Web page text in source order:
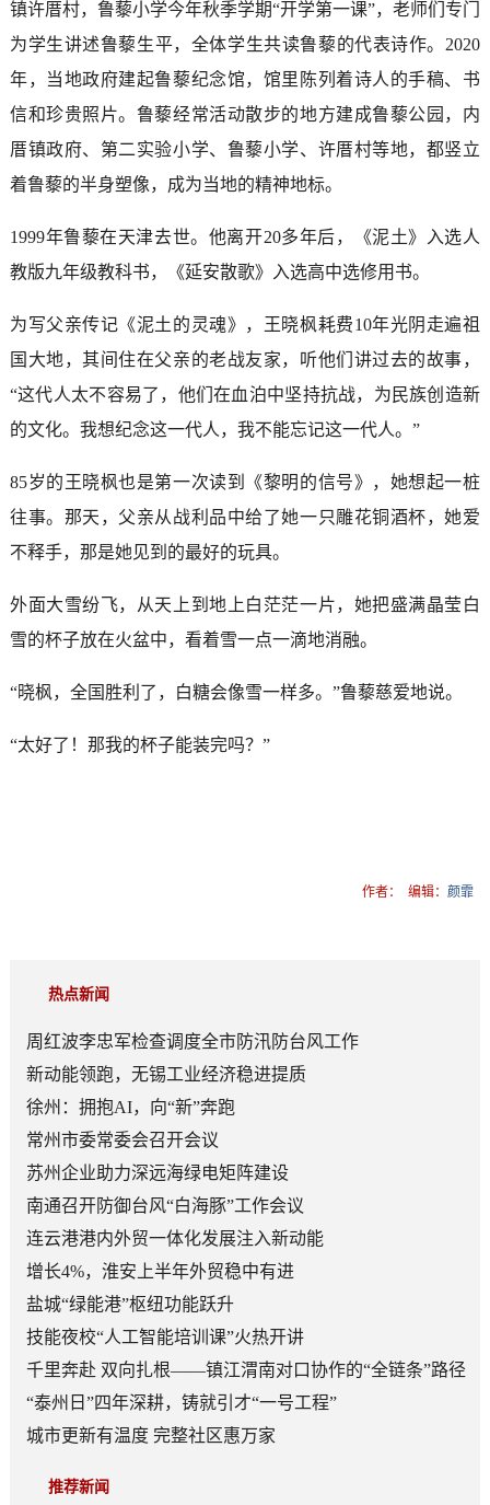
镇许厝村，鲁藜小学今年秋季学期“开学第一课”，老师们专门
为学生讲述鲁藜生平，全体学生共读鲁藜的代表诗作。2020
年，当地政府建起鲁藜纪念馆，馆里陈列着诗人的手稿、书
信和珍贵照片。鲁藜经常活动散步的地方建成鲁藜公园，内
厝镇政府、第二实验小学、鲁藜小学、许厝村等地，都竖立
着鲁藜的半身塑像，成为当地的精神地标。
1999年鲁藜在天津去世。他离开20多年后，《泥土》入选人
教版九年级教科书，《延安散歌》入选高中选修用书。
为写父亲传记《泥土的灵魂》，王晓枫耗费10年光阴走遍祖
国大地，其间住在父亲的老战友家，听他们讲过去的故事，
“这代人太不容易了，他们在血泊中坚持抗战，为民族创造新
的文化。我想纪念这一代人，我不能忘记这一代人。”
85岁的王晓枫也是第一次读到《黎明的信号》，她想起一桩
往事。那天，父亲从战利品中给了她一只雕花铜酒杯，她爱
不释手，那是她见到的最好的玩具。
外面大雪纷飞，从天上到地上白茫茫一片，她把盛满晶莹白
雪的杯子放在火盆中，看着雪一点一滴地消融。
“晓枫，全国胜利了，白糖会像雪一样多。”鲁藜慈爱地说。
“太好了！那我的杯子能装完吗？”
作者： 编辑：颜霏
热点新闻
周红波李忠军检查调度全市防汛防台风工作
新动能领跑，无锡工业经济稳进提质
徐州：拥抱AI，向“新”奔跑
常州市委常委会召开会议
苏州企业助力深远海绿电矩阵建设
南通召开防御台风“白海豚”工作会议
连云港港内外贸一体化发展注入新动能
增长4%，淮安上半年外贸稳中有进
盐城“绿能港”枢纽功能跃升
技能夜校“人工智能培训课”火热开讲
千里奔赴 双向扎根——镇江渭南对口协作的“全链条”路径
“泰州日”四年深耕，铸就引才“一号工程”
城市更新有温度 完整社区惠万家
推荐新闻